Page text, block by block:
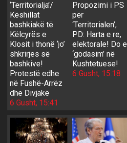
‘Territorialja’/
Këshillat
bashkiakë të
Këlcyrës e
Klosit i thonë ‘jo’
shkrirjes së
bashkive!
Protestë edhe
në Fushë-Arrëz
dhe Divjakë
6 Gusht, 15:41
Propozimi i PS
për
‘Territorialen’,
PD: Harta e re,
elektorale! Do e
‘godasim’ në
Kushtetuese!
6 Gusht, 15:18